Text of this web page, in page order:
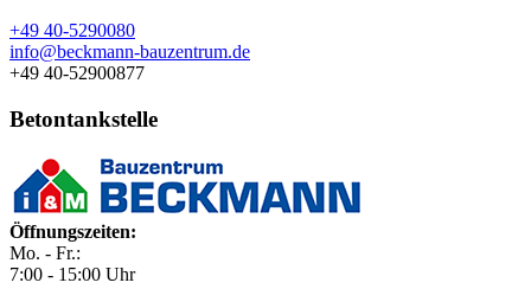
+49 40-5290080
info@beckmann-bauzentrum.de
+49 40-52900877
Betontankstelle
Öffnungszeiten:
Mo. - Fr.:
7:00 - 15:00 Uhr